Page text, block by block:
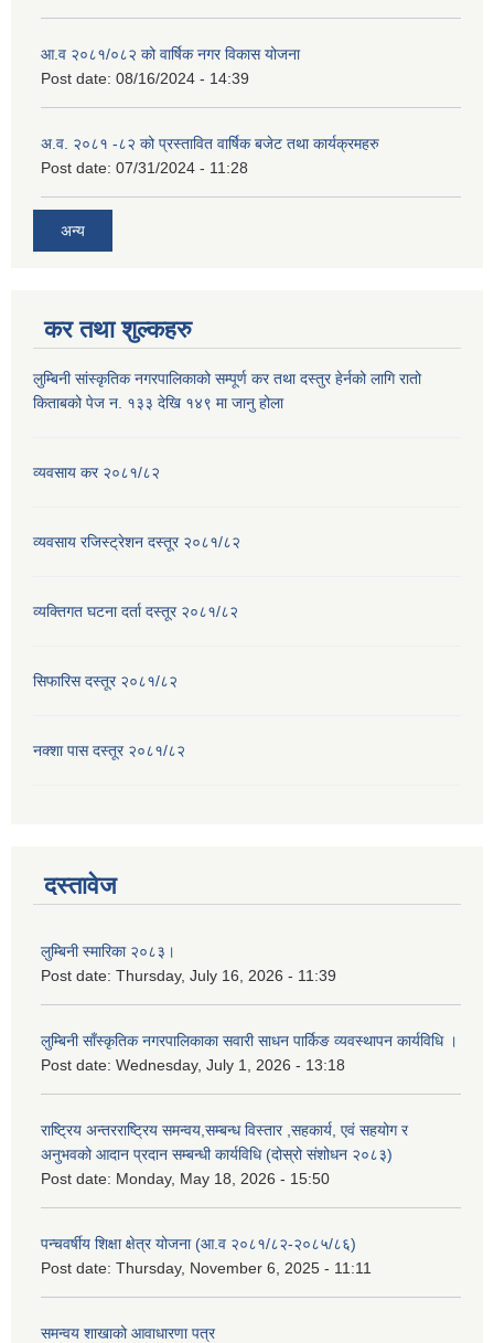
आ.व २०८१/०८२ को वार्षिक नगर विकास योजना
Post date: 08/16/2024 - 14:39
अ.व. २०८१ -८२ को प्रस्तावित वार्षिक बजेट तथा कार्यक्रमहरु
Post date: 07/31/2024 - 11:28
अन्य
कर तथा शुल्कहरु
लुम्बिनी सांस्कृतिक नगरपालिकाको सम्पूर्ण कर तथा दस्तुर हेर्नको लागि रातो
किताबको पेज न. १३३ देखि १४९ मा जानु होला
व्यवसाय कर २०८१/८२
व्यवसाय रजिस्ट्रेशन दस्तूर २०८१/८२
व्यक्तिगत घटना दर्ता दस्तूर २०८१/८२
सिफारिस दस्तूर २०८१/८२
नक्शा पास दस्तूर २०८१/८२
दस्तावेज
लुम्बिनी स्मारिका २०८३।
Post date: Thursday, July 16, 2026 - 11:39
लुम्बिनी साँस्कृतिक नगरपालिकाका सवारी साधन पार्किङ व्यवस्थापन कार्यविधि ।
Post date: Wednesday, July 1, 2026 - 13:18
राष्ट्रिय अन्तरराष्ट्रिय समन्वय,सम्बन्ध विस्तार ,सहकार्य, एवं सहयोग र
अनुभवको आदान प्रदान सम्बन्धी कार्यविधि (दोस्रो संशोधन २०८३)
Post date: Monday, May 18, 2026 - 15:50
पन्चवर्षीय शिक्षा क्षेत्र योजना (आ.व २०८१/८२-२०८५/८६)
Post date: Thursday, November 6, 2025 - 11:11
समन्वय शाखाको आवाधारणा पत्र